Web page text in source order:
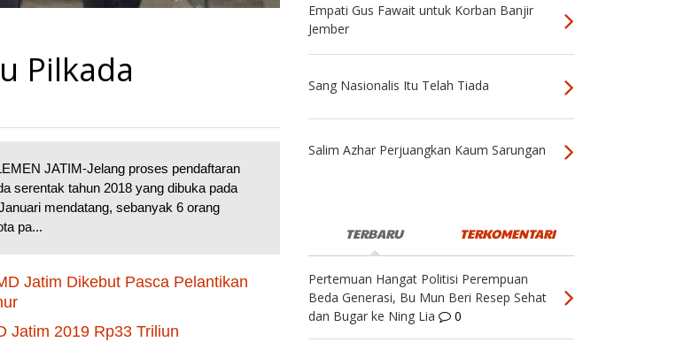
Pilkada
JATIM-Jelang proses pendaftaran
serentak tahun 2018 yang dibuka pada
mendatang, sebanyak 6 orang
pa...
Jatim Dikebut Pasca Pelantikan
Jatim 2019 Rp33 Triliun
Empati Gus Fawait untuk Korban Banjir
Jember
Sang Nasionalis Itu Telah Tiada
Salim Azhar Perjuangkan Kaum Sarungan
TERBARU TERKOMENTARI
Pertemuan Hangat Politisi Perempuan
Beda Generasi, Bu Mun Beri Resep Sehat
dan Bugar ke Ning Lia
0